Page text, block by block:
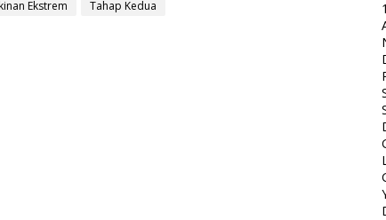
Ekstrem Tahap Kedua